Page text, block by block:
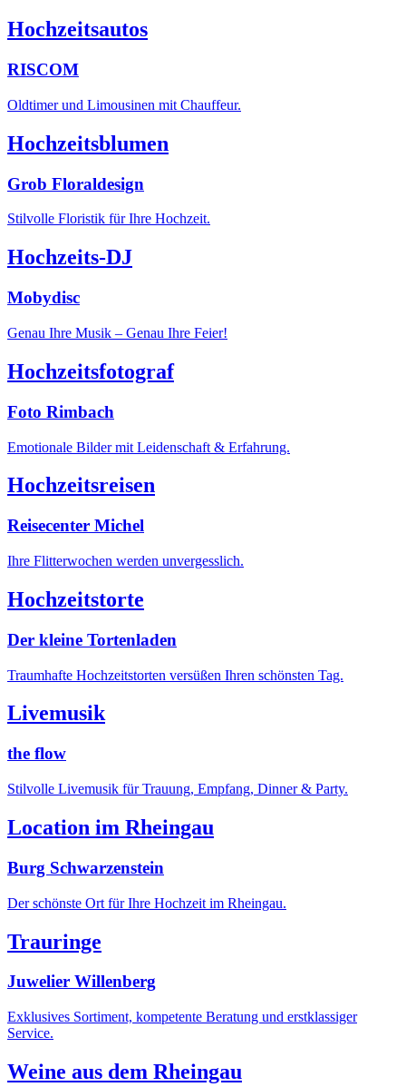
Hochzeitsautos
RISCOM
Oldtimer und Limousinen mit Chauffeur.
Hochzeitsblumen
Grob Floraldesign
Stilvolle Floristik für Ihre Hochzeit.
Hochzeits-DJ
Mobydisc
Genau Ihre Musik – Genau Ihre Feier!
Hochzeitsfotograf
Foto Rimbach
Emotionale Bilder mit Leidenschaft & Erfahrung.
Hochzeitsreisen
Reisecenter Michel
Ihre Flitterwochen werden unvergesslich.
Hochzeitstorte
Der kleine Tortenladen
Traumhafte Hochzeitstorten versüßen Ihren schönsten Tag.
Livemusik
the flow
Stilvolle Livemusik für Trauung, Empfang, Dinner & Party.
Location im Rheingau
Burg Schwarzenstein
Der schönste Ort für Ihre Hochzeit im Rheingau.
Trauringe
Juwelier Willenberg
Exklusives Sortiment, kompetente Beratung und erstklassiger
Service.
Weine aus dem Rheingau